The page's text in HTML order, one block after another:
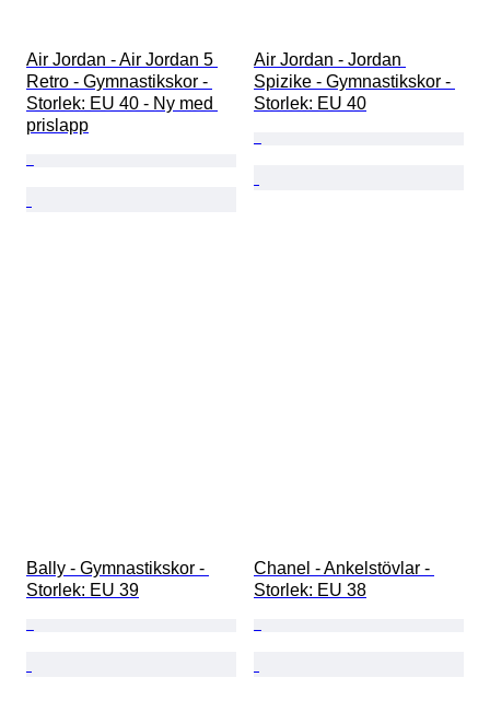
Air Jordan - Air Jordan 5
Retro - Gymnastikskor -
Storlek: EU 40 - Ny med
prislapp
Air Jordan - Jordan
Spizike - Gymnastikskor -
Storlek: EU 40
Bally - Gymnastikskor -
Storlek: EU 39
Chanel - Ankelstövlar -
Storlek: EU 38